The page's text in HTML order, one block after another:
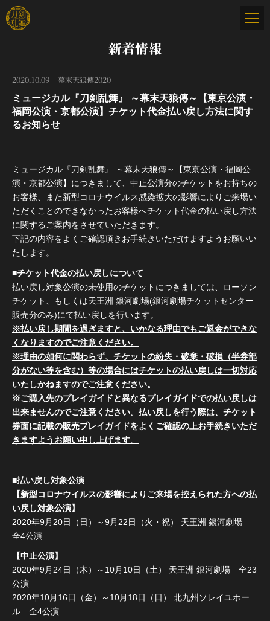
新着情報
2020.10.09 幕末天狼傳2020
ミュージカル『刀剣乱舞』 ～幕末天狼傳～【東京公演・
福岡公演・京都公演】チケット代金払い戻し方法に関す
るお知らせ
ミュージカル『刀剣乱舞』 ～幕末天狼傳～【東京公演・福岡公
演・京都公演】につきまして、中止公演分のチケットをお持ちの
お客様、また新型コロナウイルス感染拡大の影響によりご来場い
ただくことのできなかったお客様へチケット代金の払い戻し方法
に関するご案内をさせていただきます。
下記の内容をよくご確認頂きお手続きいただけますようお願いい
たします。
■チケット代金の払い戻しについて
払い戻し対象公演の未使用のチケットにつきましては、ローソン
チケット、もしくは天王洲 銀河劇場(銀河劇場チケットセンター
販売分のみ)にて払い戻しを行います。
※払い戻し期間を過ぎますと、いかなる理由でもご返金ができな
くなりますのでご注意ください。
※理由の如何に関わらず、チケットの紛失・破棄・破損（半券部
分がない等を含む）等の場合にはチケットの払い戻しは一切対応
いたしかねますのでご注意ください。
※ご購入先のプレイガイドと異なるプレイガイドでの払い戻しは
出来ませんのでご注意ください。払い戻しを行う際は、チケット
券面に記載の販売プレイガイドをよくご確認の上お手続きいただ
きますようお願い申し上げます。
■払い戻し対象公演
【新型コロナウイルスの影響によりご来場を控えられた方への払
い戻し対象公演】
2020年9月20日（日）～9月22日（火・祝） 天王洲 銀河劇場
全4公演
【中止公演】
2020年9月24日（木）～10月10日（土） 天王洲 銀河劇場 全23
公演
2020年10月16日（金）～10月18日（日） 北九州ソレイユホー
ル 全4公演